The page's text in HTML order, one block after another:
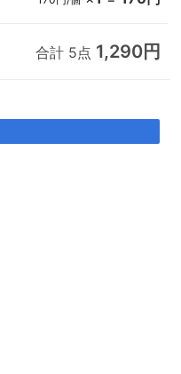
合計 5点 1,290円